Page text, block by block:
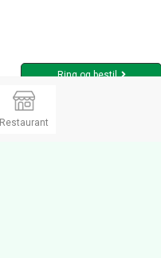
Ring og bestil
Restaurant